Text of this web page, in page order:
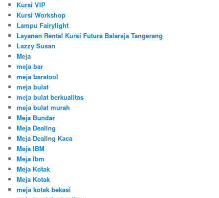
Kursi VIP
Kursi Workshop
Lampu Fairylight
Layanan Rental Kursi Futura Balaraja Tangerang
Lazzy Susan
Meja
meja bar
meja barstool
meja bulat
meja bulat berkualitas
meja bulat murah
Meja Bundar
Meja Dealing
Meja Dealing Kaca
Meja IBM
Meja Ibm
Meja Kotak
Meja Kotak
meja kotak bekasi